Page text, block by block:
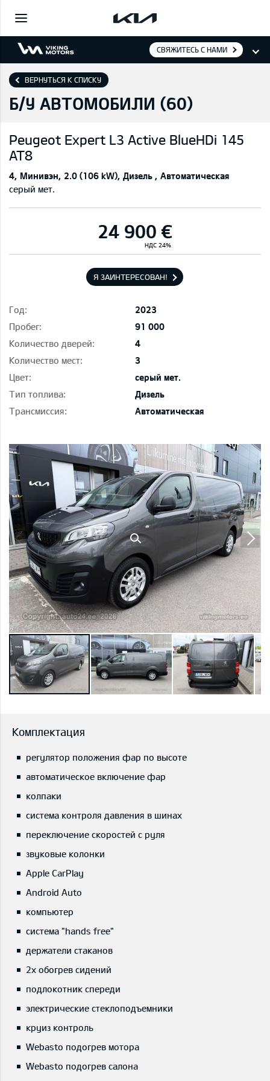
СВЯЖИТЕСЬ С НАМИ
ВЕРНУТЬСЯ К СПИСКУ
Б/У АВТОМОБИЛИ (60)
Peugeot Expert L3 Active BlueHDi 145
AT8
4 Минивэн 2.0 (106 kW) Дизель
Автоматическая
серый мет.
24 900 €
НДС 24%
Я ЗАИНТЕРЕСОВАН!
Год:
2023
Пробег:
91 000
Количество дверей:
4
Количество мест:
3
Цвет:
серый мет.
Тип топлива:
Дизель
Трансмиссия:
Автоматическая
Комплектация
регулятор положения фар по высоте
автоматическое включение фар
колпаки
система контроля давления в шинах
переключение скоростей с руля
звуковые колонки
Apple CarPlay
Android Auto
компьютер
система "hands free"
держатели стаканов
2x обогрев сидений
подлокотник спереди
электрические стеклоподъемники
круиз контроль
Webasto подогрев мотора
Webasto подогрев салона